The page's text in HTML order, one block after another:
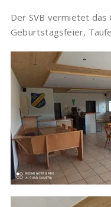
Der SVB vermietet das
Geburtstagsfeier,